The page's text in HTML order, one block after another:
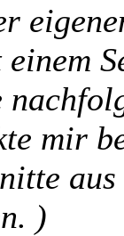
einem
mir
)